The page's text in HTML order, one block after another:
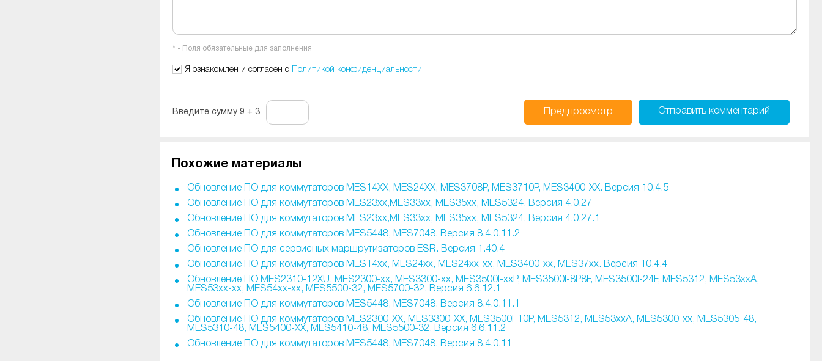
-
-
* - Поля обязательные для заполнения
Я ознакомлен и согласен с Политикой конфиденциальности
Введите сумму 9 + 3 Предпросмотр Отправить комментарий
Похожие материалы
Обновление ПО для коммутаторов MES14XX, MES24XX, MES3708P, MES3710P, MES3400-XX. Версия 10.4.5
Обновление ПО для коммутаторов MES23xx,MES33xx, MES35xx, MES5324. Версия 4.0.27
Обновление ПО для коммутаторов MES23xx,MES33xx, MES35xx, MES5324. Версия 4.0.27.1
Обновление ПО для коммутаторов MES5448, MES7048. Версия 8.4.0.11.2
Обновление ПО для сервисных маршрутизаторов ESR. Версия 1.40.4
Обновление ПО для коммутаторов MES14xx, MES24xx, MES24xx-xx, MES3400-xx, MES37хх. Версия 10.4.4
Обновление ПО MES2310-12XU, MES2300-xx, MES3300-xx, MES3500I-xxP, MES3500I-8P8F, MES3500I-24F, MES5312, MES53xxA,
MES53xx-xx, MES54xx-xx, MES5500-32, MES5700-32. Версия 6.6.12.1
Обновление ПО для коммутаторов MES5448, MES7048. Версия 8.4.0.11.1
Обновление ПО для коммутаторов MES2300-XX, MES3300-XX, MES3500I-10P, MES5312, MES53xxA, MES5300-xx, MES5305-48,
MES5310-48, MES5400-XX, MES5410-48, MES5500-32. Версия 6.6.11.2
Обновление ПО для коммутаторов MES5448, MES7048. Версия 8.4.0.11